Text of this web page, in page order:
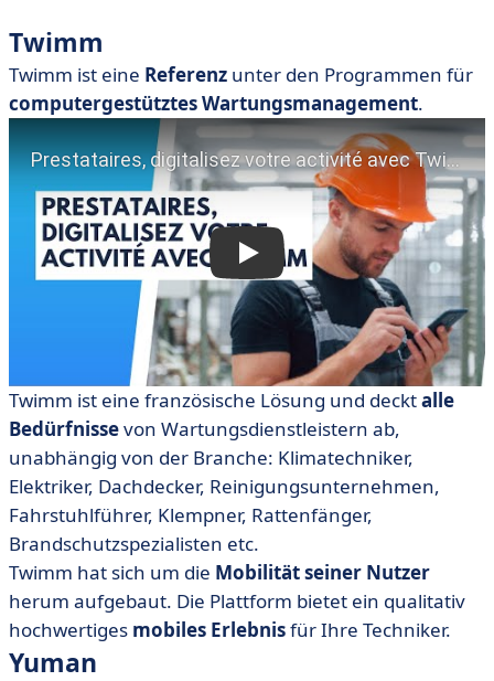
Twimm
Twimm ist eine Referenz unter den Programmen für
computergestütztes Wartungsmanagement.
Twimm ist eine französische Lösung und decktalle
Bedürfnissevon Wartungsdienstleistern ab,
unabhängig von der Branche: Klimatechniker,
Elektriker, Dachdecker, Reinigungsunternehmen,
Fahrstuhlführer, Klempner, Rattenfänger,
Brandschutzspezialisten etc.
Twimm hat sich um die Mobilität seiner Nutzer
herum aufgebaut. Die Plattform bietet ein qualitativ
hochwertiges mobiles Erlebnisfür Ihre Techniker.
Yuman